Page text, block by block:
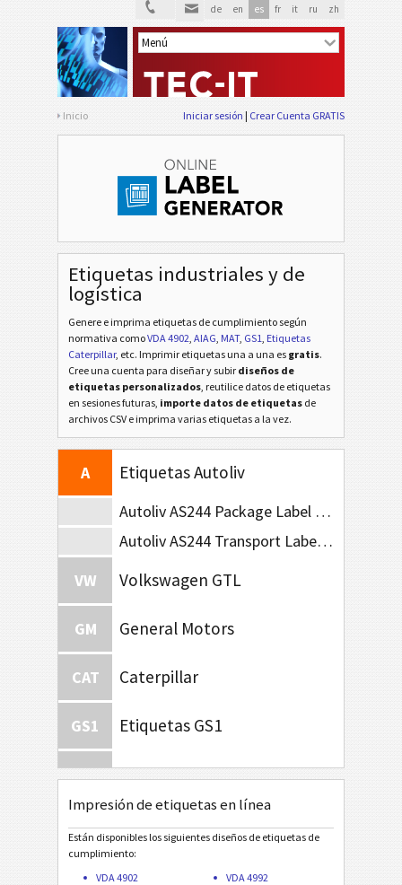
de en es fr it ru zh
Inicio Iniciar sesión Crear Cuenta GRATIS
Etiquetas industriales y de
logística
Genere e imprima etiquetas de cumplimiento según
normativa comoVDA 4902, AIAG, MAT, GS1, Etiquetas
Caterpillar, etc. Imprimir etiquetas una a una es gratis.
Cree una cuenta para diseñar y subir diseños de
etiquetas personalizados, reutilice datos de etiquetas
en sesiones futuras, importe datos de etiquetas de
archivos CSV e imprima varias etiquetas a la vez.
VDA VDA 4992
VDA VDA 4994
F Ford GTL
AIAG Etiquetas AIAG
A Etiquetas Autoliv
Autoliv AS244 Package Label (210x102)
Autoliv AS244 Transport Label (A5)
VW
Volkswagen GTL
GM General Motors
CAT Caterpillar
GS1 Etiquetas GS1
O Odette
G Galia
B BOSCH
Impresión de etiquetas en línea
Están disponibles los siguientes diseños de etiquetas de
cumplimiento:
VDA 4902
VDA 4992